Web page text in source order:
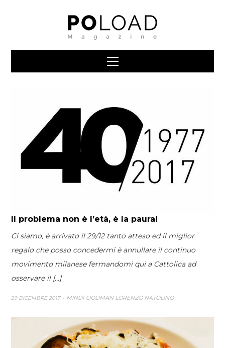
Il problema non è l’età, è la paura!
Ci siamo, è arrivato il 29/12 tanto atteso ed il miglior
regalo che posso concedermi è annullare il continuo
movimento milanese fermandomi qui a Cattolica ad
osservare il [...]
29 DICEMBRE 2017 MINDFOODMAN LORENZO NATOLINO